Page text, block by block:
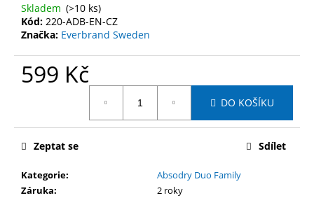
Skladem (>10 ks)
Kód: 220-ADB-EN-CZ
Značka: Everbrand Sweden
599 Kč
DO KOŠÍKU
Kategorie:
Absodry Duo Family
Záruka:
2 roky
Zeptat se Sdílet